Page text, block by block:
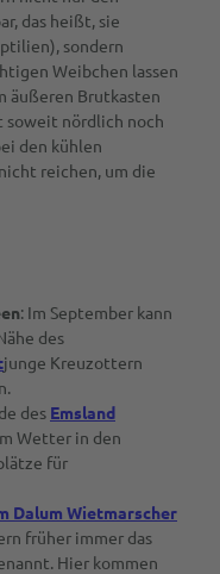
das heißt, sie
sondern
Weibchen lassen
äußeren Brutkasten
soweit nördlich noch
den kühlen
reichen, um die
: Im September kann
des
junge Kreuzottern
des Emsland
Wetter in den
für
Dalum Wietmarscher
früher immer das
Hier kommen